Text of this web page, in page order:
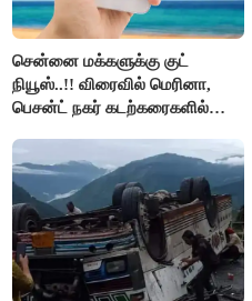
சென்னை மக்களுக்கு குட்
நியூஸ்..!! விரைவில் மெரினா,
பெசன்ட் நகர் கடற்கரைகளில்